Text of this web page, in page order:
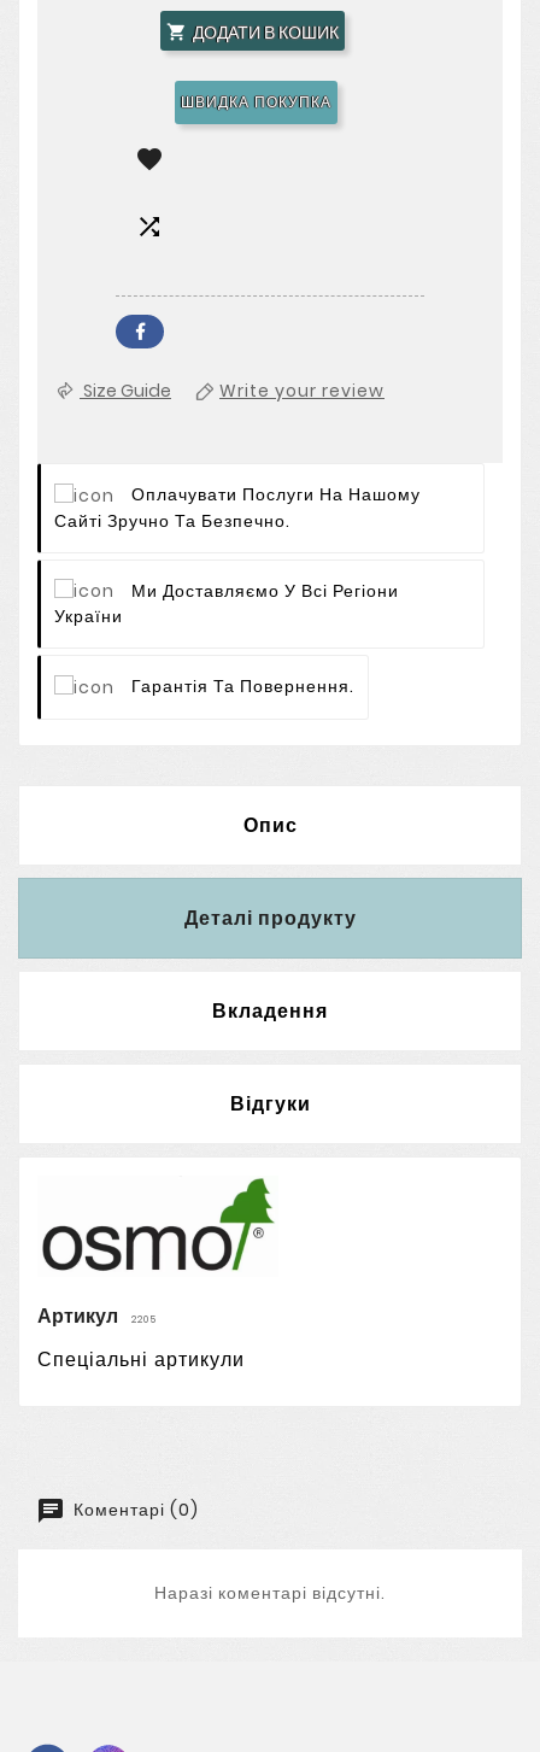
 ДОДАТИ В КОШИК
ШВИДКА ПОКУПКА


Size Guide Write your review
Оплачувати Послуги На Нашому
Сайті Зручно Та Безпечно.
Ми Доставляємо У Всі Регіони
України
Гарантія Та Повернення.
Опис
Деталі продукту
Вкладення
Відгуки
Артикул 2205
Спеціальні артикули
Коментарі (0)
Наразі коментарі відсутні.